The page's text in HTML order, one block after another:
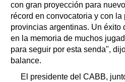
con gran proyección para
récord en convocatoria y con
provincias argentinas. Un éxito
en la memoria de muchos
para seguir por esta senda",
balance.
El presidente del CABB,